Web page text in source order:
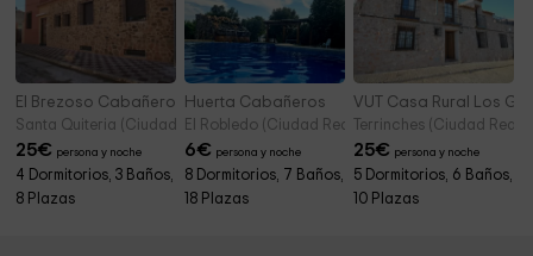
El Brezoso Cabañeros
Santa Quiteria (Ciudad Real)
25€ persona y noche
4 Dormitorios, 3 Baños,
8 Plazas
Huerta Cabañeros
El Robledo (Ciudad Real)
6€ persona y noche
8 Dormitorios, 7 Baños,
18 Plazas
VUT Casa Rural Los
Terrinches (Ciudad Real)
25€ persona y noche
5 Dormitorios, 6 Baños,
10 Plazas